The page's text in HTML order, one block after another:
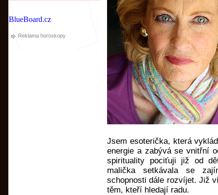
BlueBoard.cz
Reklama horoskopy
Jsem esoterička, která
energie a zabývá se vnitřní
spirituality pociťuji již od
malička setkávala se
schopnosti dále rozvíjet. Již
těm, kteří hledají radu.